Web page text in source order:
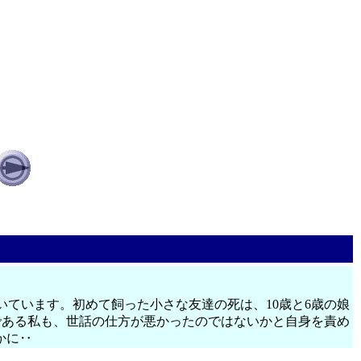
います。初めて飼った小さな友達の死は、10歳と6歳の娘
る私も、世話の仕方が悪かったのではないかと自身を責め
に‥